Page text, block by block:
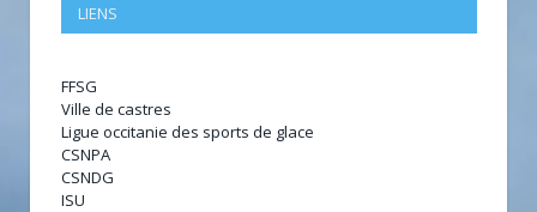
LIENS
FFSG
Ville de castres
Ligue occitanie des sports de glace
CSNPA
CSNDG
ISU